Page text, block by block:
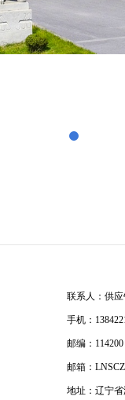
联系人：供
手机：
邮编：114200
邮箱：
地址：辽宁